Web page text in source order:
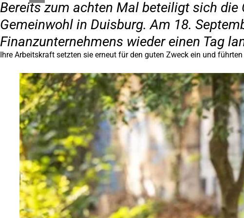
Bereits zum achten Mal beteiligt sich
Gemeinwohl in Duisburg. Am 18.
Finanzunternehmens wieder einen Tag
Ihre Arbeitskraft setzten sie erneut für den guten Zweck ein und